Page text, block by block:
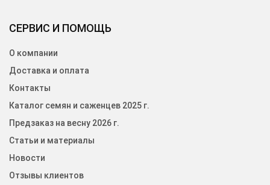
СЕРВИС И ПОМОЩЬ
О компании
Доставка и оплата
Контакты
Каталог семян и саженцев 2025 г.
Предзаказ на весну 2026 г.
Статьи и материалы
Новости
Отзывы клиентов